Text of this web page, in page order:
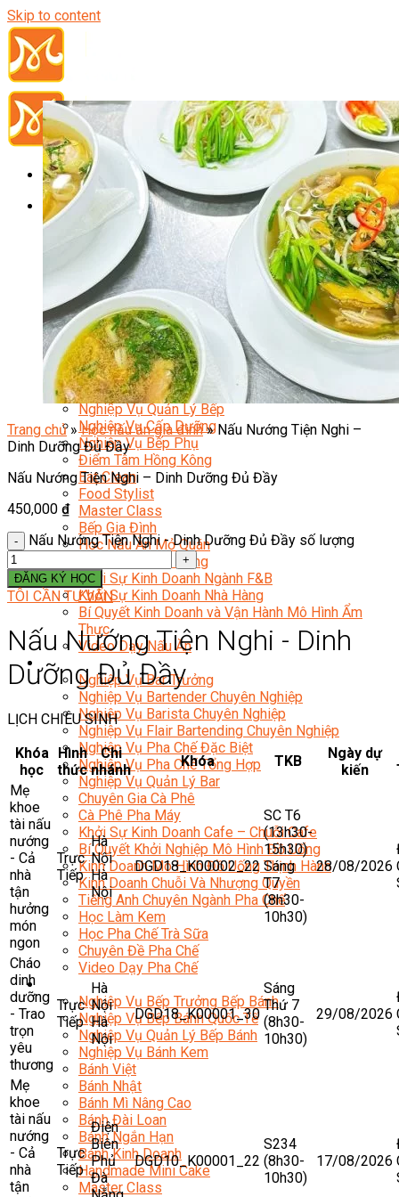
Skip to content
Đầu Bếp
Bếp Trưởng Điều Hành
Nghiệp Vụ Bếp Trưởng
Nghiệp Vụ Bếp Quốc Tế
Nghiệp Vụ Bếp Trưởng Bếp Việt
Nghiệp Vụ Bếp Trưởng Bếp Âu
Nghiệp Vụ Bếp Trưởng Bếp Á
Nghiệp Vụ Bếp Trưởng Bếp Nhật
Nghiệp Vụ Bếp Trưởng Bếp Hoa
Nghiệp Vụ Bếp Hàn
Nghiệp Vụ Bếp Thái
Nghiệp Vụ Bếp Chay
Nghiệp Vụ Quản Lý Bếp
Nghiệp Vụ Cấp Dưỡng
Nghiệp Vụ Bếp Phụ
Điểm Tâm Hồng Kông
Eat Clean
Food Stylist
Master Class
Bếp Gia Đình
Học Nấu Ăn Mở Quán
Chuyên Đề Bếp Nóng
Khởi Sự Kinh Doanh Ngành F&B
Khởi Sự Kinh Doanh Nhà Hàng
Bí Quyết Kinh Doanh và Vận Hành Mô Hình Ẩm
Thực
Video Dạy Nấu Ăn
Pha Chế
Nghiệp Vụ Bar Trưởng
Nghiệp Vụ Bartender Chuyên Nghiệp
Nghiệp Vụ Barista Chuyên Nghiệp
Nghiệp Vụ Flair Bartending Chuyên Nghiệp
Nghiệp Vụ Pha Chế Đặc Biệt
Nghiệp Vụ Pha Chế Tổng Hợp
Nghiệp Vụ Quản Lý Bar
Chuyên Gia Cà Phê
Cà Phê Pha Máy
Khởi Sự Kinh Doanh Cafe – Chuỗi Cafe
Bí Quyết Khởi Nghiệp Mô Hình Đồ Uống
Kinh Doanh Mô Hình Đồ Uống Thịnh Hành
Kinh Doanh Chuỗi Và Nhượng Quyền
Tiếng Anh Chuyên Ngành Pha Chế
Học Làm Kem
Học Pha Chế Trà Sữa
Chuyên Đề Pha Chế
Video Dạy Pha Chế
Làm Bánh
Nghiệp Vụ Bếp Trưởng Bếp Bánh
Nghiệp Vụ Bếp Bánh Quốc Tế
Nghiệp Vụ Quản Lý Bếp Bánh
Nghiệp Vụ Bánh Kem
Bánh Việt
Bánh Nhật
Bánh Mì Nâng Cao
Bánh Đài Loan
Bánh Ngắn Hạn
Bánh Kinh Doanh
Handmade Mini Cake
Master Class
Trang chủ » Học nấu ăn gia đình » Nấu Nướng Tiện Nghi –
Dinh Dưỡng Đủ Đầy
Nấu Nướng Tiện Nghi – Dinh Dưỡng Đủ Đầy
450,000 ₫
Nấu Nướng Tiện Nghi - Dinh Dưỡng Đủ Đầy số lượng
ĐĂNG KÝ HỌC
TÔI CẦN TƯ VẤN
Nấu Nướng Tiện Nghi - Dinh
Dưỡng Đủ Đầy
LỊCH CHIÊU SINH
Khóa
học
Hình
thức
Chi
nhánh
Khóa TKB
Ngày dự
kiến
Mẹ
khoe
tài nấu
nướng
- Cả
nhà
tận
hưởng
món
ngon
Trực
Tiếp
Hà
Nội
Hà
Nội
DGD18_K00002_22
SC T6
(13h30-
15h30)
Sáng
T7
(8h30-
10h30)
28/08/2026
Cháo
dinh
dưỡng
- Trao
trọn
yêu
thương
Trực
Tiếp
Hà
Nội
Hà
Nội
DGD18_K00001_30
Sáng
Thứ 7
(8h30-
10h30)
29/08/2026
Mẹ
khoe
tài nấu
nướng
- Cả
nhà
tận
Trực
Tiếp
Điện
Biên
Phủ
Đà
DGD10_K00001_22
S234
(8h30-
10h30)
17/08/2026